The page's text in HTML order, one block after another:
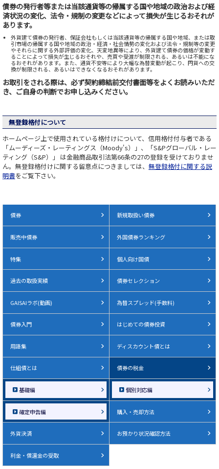
債券の発行者等または当該通貨等の帰属する国や地域の政治および経
済状況の変化、法令・規制の変更などによって損失が生じるおそれが
あります。
外貨建て債券の発行者、保証会社もしくは当該通貨等の帰属する国や地域、または取
引市場の帰属する国や地域の政治・経済・社会情勢の変化および法令・規制等の変更
やそれらに関する外部評価の変化、天変地異等により、外貨建て債券の価格が変動す
ることによって損失が生じるおそれや、売買や受渡が制限される、あるいは不能にな
るおそれがあります。また、通貨不安等により大幅な為替変動が起こり、円貨への交
換が制限される、あるいはできなくなるおそれがあります。
お取引をされる際は、必ず契約締結前交付書面等をよくお読みいただ
き、ご自身の判断でお申し込みください。
無登録格付について
ホームページ上で使用されている格付けについて、信用格付付与者である
「ムーディーズ・レーティングス（Moody's）」、「S&Pグローバル・レー
ティング（S&P）」 は金融商品取引法第66条の27の登録を受けておりませ
ん。無登録格付けに関する留意点につきましては、 無登録格付に関する説
明書をご覧下さい。
債券 新規取扱い債券
販売中債券 外国債券ランキング
特集 個人向け国債
過去の取扱実績 債券セレクション
GAISAIラボ(動画) 為替スプレッド(手数料)
債券入門 はじめての債券投資
用語集 ディスカウント債とは
仕組債とは 債券の税金
基礎編 個別対応編
確定申告編 購入・売却方法
外貨決済 お預かり状況確認方法
利金・償還金の受取